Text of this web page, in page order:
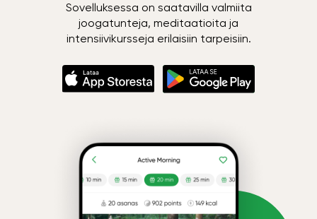
Sovelluksessa on saatavilla valmiita
joogatunteja, meditaatioita ja
intensiivikursseja erilaisiin tarpeisiin.